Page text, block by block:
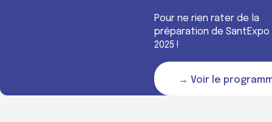
Pour ne rien rater de la
préparation de SantExpo
2025 !
→ Voir le